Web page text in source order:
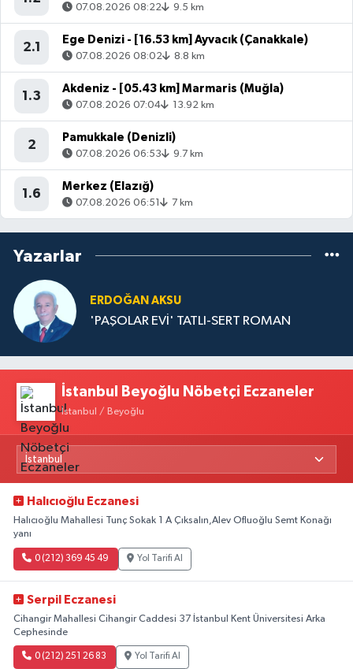
07.08.2026 08:22 9.5 km
2.1
Ege Denizi - [16.53 km] Ayvacık (Çanakkale)
07.08.2026 08:02 8.8 km
1.3
Akdeniz - [05.43 km] Marmaris (Muğla)
07.08.2026 07:04 13.92 km
2
Pamukkale (Denizli)
07.08.2026 06:53 9.7 km
1.6
Merkez (Elazığ)
07.08.2026 06:51 7 km
Yazarlar
ERDOĞAN AKSU
'PAŞOLAR EVİ' TATLI-SERT ROMAN
İstanbul Beyoğlu Nöbetçi Eczaneler
İstanbul / Beyoğlu
Halıcıoğlu Eczanesi
Halıcıoğlu Mahallesi Tunç Sokak 1 A Çıksalın,Alev Ofluoğlu Semt Konağı
yanı
0 (212) 369 45 49 Yol Tarifi Al
Serpil Eczanesi
Cihangir Mahallesi Cihangir Caddesi 37 İstanbul Kent Üniversitesi Arka
Cephesinde
0 (212) 251 26 83 Yol Tarifi Al